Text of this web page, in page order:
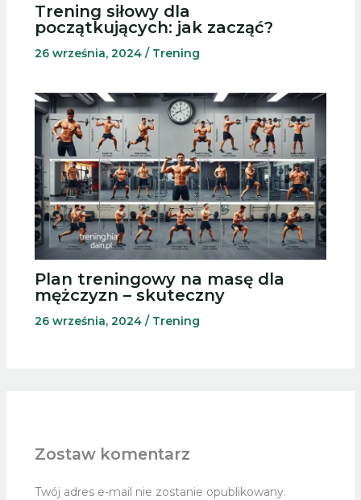
Trening siłowy dla
początkujących: jak zacząć?
26 września, 2024 / Trening
Plan treningowy na masę dla
mężczyzn – skuteczny
26 września, 2024 / Trening
Zostaw komentarz
Twój adres e-mail nie zostanie opublikowany.